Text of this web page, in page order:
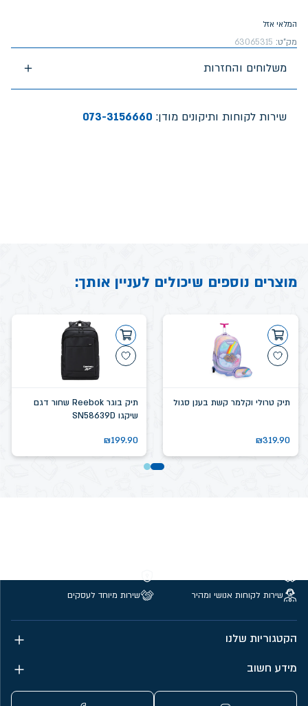
המלאי אזל
מק"ט: 63065315
משלוחים והחזרות
שירות לקוחות ותיקונים מודן: 073-3156660
מוצרים נוספים שיכולים לעניין אותך:
תיק טרולי וקלמר קשת בענן סגול
₪319.90
תיק בוגר Reebok שחור דגם
שיקגו SN58639D
₪199.90
שירות לקוחות אנושי ומהיר
שירות מיוחד לעסקים
הקטגוריות שלנו
מידע חשוב